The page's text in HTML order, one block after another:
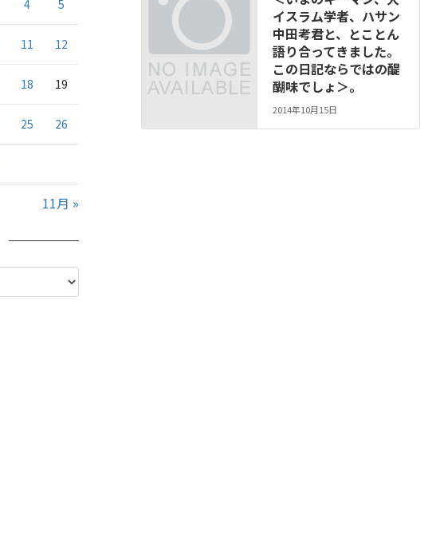
イスラム学者、ハサン
中田考君と、とことん
語り合ってきました。
この日記ならではの醍
醐味でしょ＞。
2014年10月15日
4 5
11 12
18 19
25 26
11月 »